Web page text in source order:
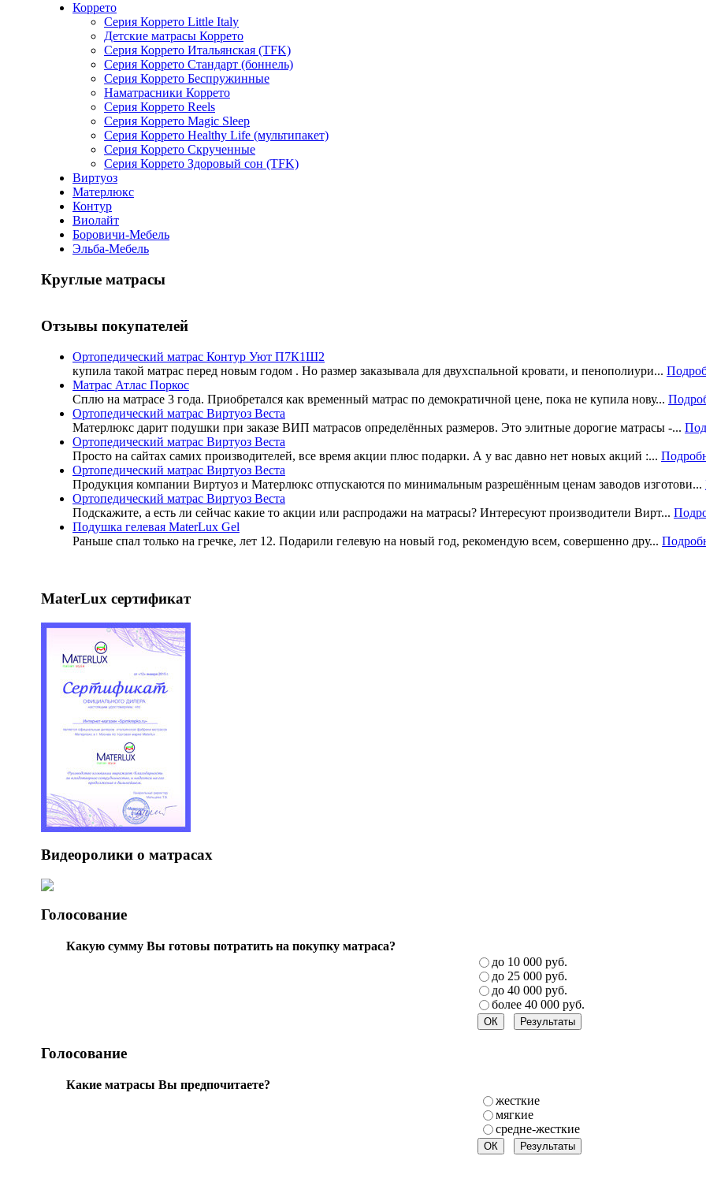
Коррето
Серия Коррето Little Italy
Детские матрасы Коррето
Серия Коррето Итальянская (TFK)
Серия Коррето Стандарт (боннель)
Серия Коррето Беспружинные
Наматрасники Коррето
Серия Коррето Reels
Серия Коррето Magic Sleep
Серия Коррето Healthy Life (мультипакет)
Серия Коррето Скрученные
Серия Коррето Здоровый сон (TFK)
Виртуоз
Матерлюкс
Контур
Виолайт
Боровичи-Мебель
Эльба-Мебель
Круглые матрасы
Отзывы покупателей
Ортопедический матрас Контур Уют П7К1Ш2
купила такой матрас перед новым годом . Но размер заказывала для двухспальной кровати, и пенополиури...
Матрас Атлас Поркос
Сплю на матрасе 3 года. Приобретался как временный матрас по демократичной цене, пока не купила нову...
Ортопедический матрас Виртуоз Веста
Матерлюкс дарит подушки при заказе ВИП матрасов определённых размеров. Это элитные дорогие матрасы -...
Ортопедический матрас Виртуоз Веста
Просто на сайтах самих производителей, все время акции плюс подарки. А у вас давно нет новых акций :...
Ортопедический матрас Виртуоз Веста
Продукция компании Виртуоз и Матерлюкс отпускаются по минимальным разрешённым ценам заводов изготови...
Ортопедический матрас Виртуоз Веста
Подскажите, а есть ли сейчас какие то акции или распродажи на матрасы? Интересуют производители Вирт...
Подушка гелевая MaterLux Gel
Раньше спал только на гречке, лет 12. Подарили гелевую на новый год, рекомендую всем, совершенно дру...
MaterLux сертификат
Видеоролики о матрасах
Голосование
Какую сумму Вы готовы потратить на покупку матраса?
до 10 000 руб.
до 25 000 руб.
до 40 000 руб.
более 40 000 руб.
Голосование
Какие матрасы Вы предпочитаете?
жесткие
мягкие
средне-жесткие